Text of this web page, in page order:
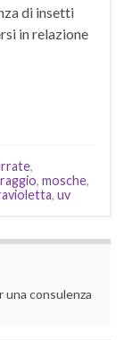
di insetti
in relazione
,
, mosche,
, uv
una consulenza